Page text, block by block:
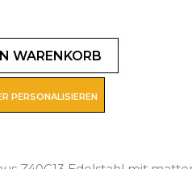
WARENKORB
PERSONALISIEREN